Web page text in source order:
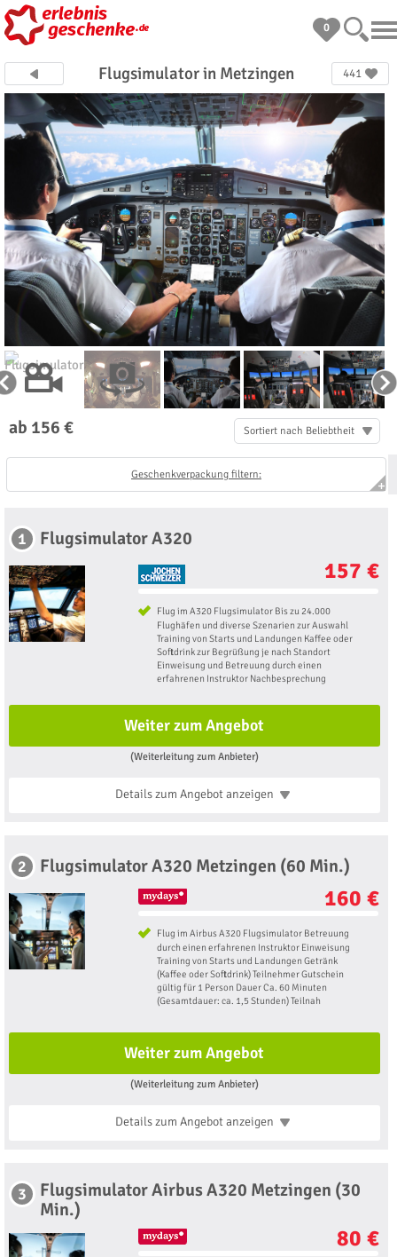
0
Flugsimulator in Metzingen 441
ab 156 € Sortiert nach Beliebtheit
Geschenkverpackung filtern:
1 Flugsimulator A320
157 €
Flug im A320 Flugsimulator Bis zu 24.000
Flughäfen und diverse Szenarien zur Auswahl
Training von Starts und Landungen Kaffee oder
Softdrink zur Begrüßung je nach Standort
Einweisung und Betreuung durch einen
erfahrenen Instruktor Nachbesprechung
Weiter zum Angebot
(Weiterleitung zum Anbieter)
Details zum Angebotanzeigen
2 Flugsimulator A320 Metzingen (60 Min.)
160 €
Flug im Airbus A320 Flugsimulator Betreuung
durch einen erfahrenen Instruktor Einweisung
Training von Starts und Landungen Getränk
(Kaffee oder Softdrink) Teilnehmer Gutschein
gültig für 1 Person Dauer Ca. 60 Minuten
(Gesamtdauer: ca. 1,5 Stunden) Teilnah
Weiter zum Angebot
(Weiterleitung zum Anbieter)
Details zum Angebotanzeigen
3
Flugsimulator Airbus A320 Metzingen (30
Min.)
80 €